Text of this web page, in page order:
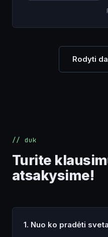
Rodyti
// duk
Turite
atsakysime!
1. Nuo ko pradėti